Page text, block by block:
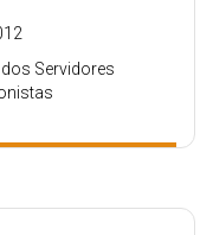
Servidores